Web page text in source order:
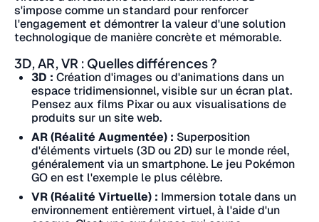
s'impose comme un standard pour renforcer
l'engagement et démontrer la valeur d'une solution
technologique de manière concrète et mémorable.
3D, AR, VR : Quelles différences ?
3D : Création d'images ou d'animations dans un
espace tridimensionnel, visible sur un écran plat.
Pensez aux films Pixar ou aux visualisations de
produits sur un site web.
AR (Réalité Augmentée) : Superposition
d'éléments virtuels (3D ou 2D) sur le monde réel,
généralement via un smartphone. Le jeu Pokémon
GO en est l'exemple le plus célèbre.
VR (Réalité Virtuelle) : Immersion totale dans un
environnement entièrement virtuel, à l'aide d'un